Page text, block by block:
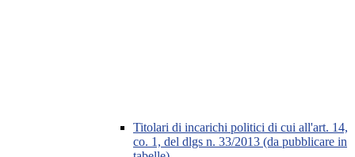
Titolari di incarichi politici di cui all'art. 14,
co. 1, del dlgs n. 33/2013 (da pubblicare in